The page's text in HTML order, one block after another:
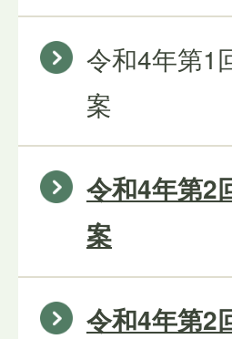
令和4年第1
案
令和4年第2
案
令和4年第2